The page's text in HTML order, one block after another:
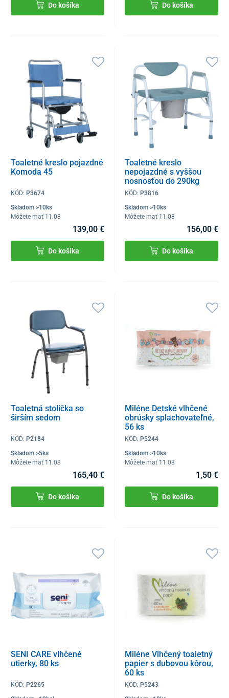
Do košíka Do košíka
Toaletné kreslo pojazdné
Komoda 45
KÓD: P3674
Skladom >10ks
Môžete mať 11.08
139,00 €
Do košíka
Toaletné kreslo
nepojazdné s vyššou
nosnosťou do 290kg
KÓD: P3816
Skladom >10ks
Môžete mať 11.08
156,00 €
Do košíka
Toaletná stolička so
širším sedom
KÓD: P2184
Skladom >5ks
Môžete mať 11.08
165,40 €
Do košíka
Miléne Detské vlhčené
obrúsky splachovateľné,
56 ks
KÓD: P5244
Skladom >10ks
Môžete mať 11.08
1,50 €
Do košíka
SENI CARE vlhčené
utierky, 80 ks
KÓD: P2265
Miléne Vlhčený toaletný
papier s dubovou kôrou,
60 ks
KÓD: P5243